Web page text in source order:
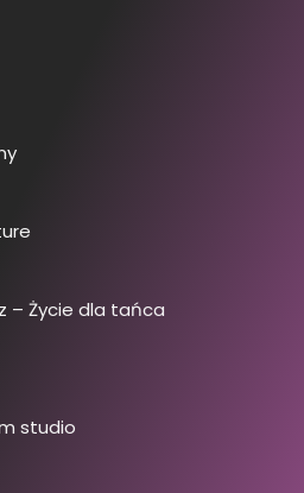
– Życie dla tańca
studio